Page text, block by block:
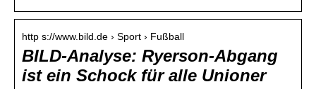
http s://www.bild.de › Sport › Fußball
BILD-Analyse: Ryerson-Abgang
ist ein Schock für alle Unioner